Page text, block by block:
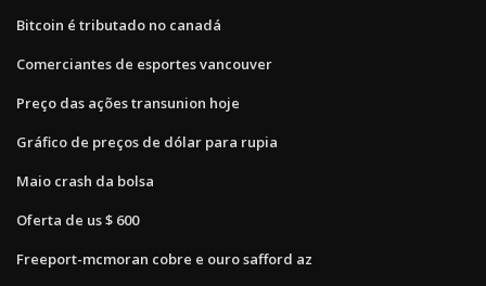
Bitcoin é tributado no canadá
Comerciantes de esportes vancouver
Preço das ações transunion hoje
Gráfico de preços de dólar para rupia
Maio crash da bolsa
Oferta de us $ 600
Freeport-mcmoran cobre e ouro safford az